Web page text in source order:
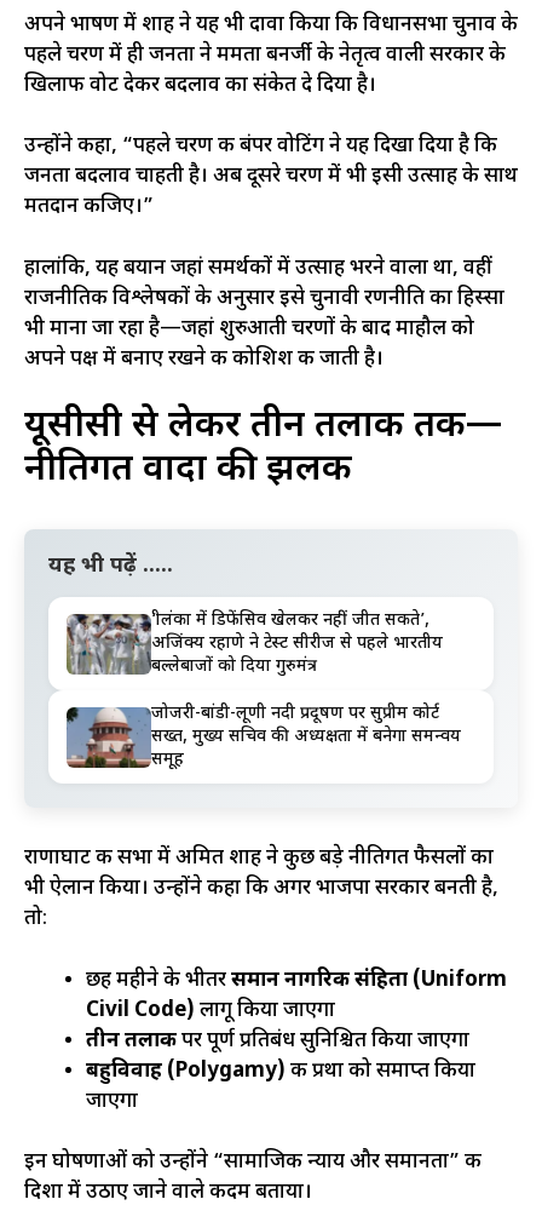
अपने भाषण में शाह ने यह भी दावा किया कि विधानसभा चुनाव के
पहले चरण में ही जनता ने ममता बनर्जी के नेतृत्व वाली सरकार के
खिलाफ वोट देकर बदलाव का संकेत दे दिया है।
उन्होंने कहा, “पहले चरण की बंपर वोटिंग ने यह दिखा दिया है कि
जनता बदलाव चाहती है। अब दूसरे चरण में भी इसी उत्साह के साथ
मतदान कीजिए।”
हालांकि, यह बयान जहां समर्थकों में उत्साह भरने वाला था, वहीं
राजनीतिक विश्लेषकों के अनुसार इसे चुनावी रणनीति का हिस्सा
भी माना जा रहा है—जहां शुरुआती चरणों के बाद माहौल को
अपने पक्ष में बनाए रखने की कोशिश की जाती है।
यूसीसी से लेकर तीन तलाक तक—
नीतिगत वादों की झलक
यह भी पढ़ें .....
‘श्रीलंका में डिफेंसिव खेलकर नहीं जीत सकते’,
अजिंक्य रहाणे ने टेस्ट सीरीज से पहले भारतीय
बल्लेबाजों को दिया गुरुमंत्र
जोजरी-बांडी-लूणी नदी प्रदूषण पर सुप्रीम कोर्ट
सख्त, मुख्य सचिव की अध्यक्षता में बनेगा समन्वय
समूह
राणाघाट की सभा में अमित शाह ने कुछ बड़े नीतिगत फैसलों का
भी ऐलान किया। उन्होंने कहा कि अगर भाजपा सरकार बनती है,
तो:
छह महीने के भीतरसमान नागरिक संहिता (Uniform
Civil Code) लागू किया जाएगा
तीन तलाकपर पूर्ण प्रतिबंध सुनिश्चित किया जाएगा
बहुविवाह (Polygamy) की प्रथा को समाप्त किया
जाएगा
इन घोषणाओं को उन्होंने “सामाजिक न्याय और समानता” की
दिशा में उठाए जाने वाले कदम बताया।